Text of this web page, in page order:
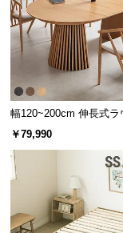
幅120~200cm 伸長式ラ
ニングテーブル 6人掛け
￥79,990